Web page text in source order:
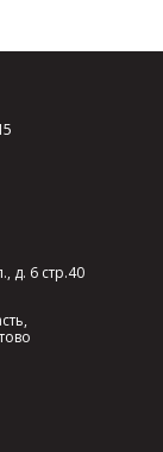
д. 6 стр.40